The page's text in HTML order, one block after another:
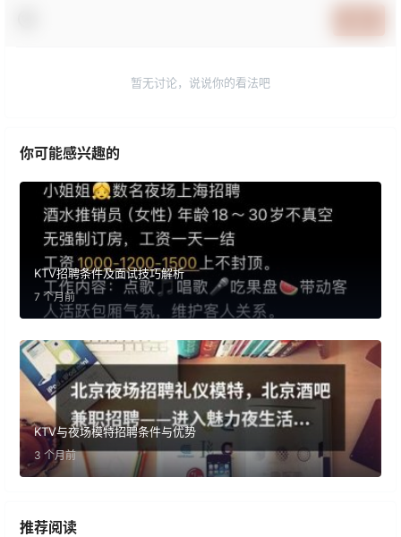
暂无讨论，说说你的看法吧
你可能感兴趣的
KTV招聘条件及面试技巧解析
7 个月前
KTV与夜场模特招聘条件与优势
3 个月前
推荐阅读